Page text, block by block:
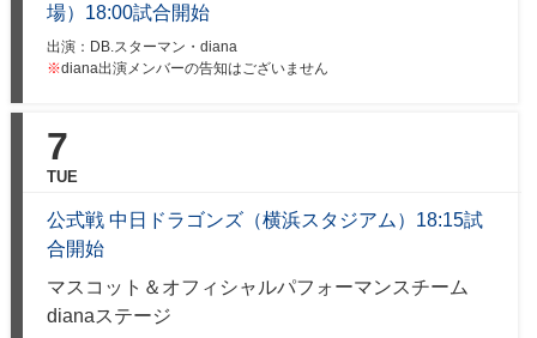
場）18:00試合開始
出演：DB.スターマン・diana
※diana出演メンバーの告知はございません
7
TUE
公式戦 中日ドラゴンズ（横浜スタジアム）18:15試
合開始
マスコット＆オフィシャルパフォーマンスチーム
dianaステージ